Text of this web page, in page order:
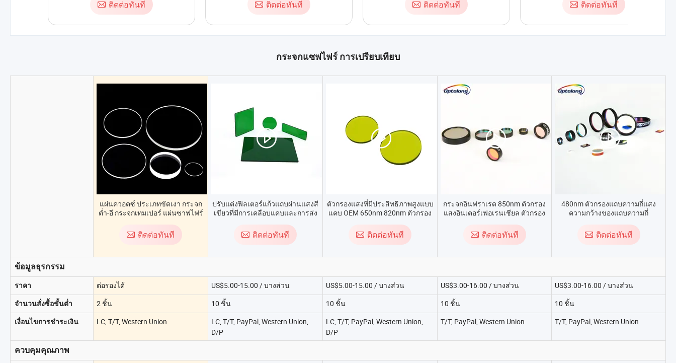
ติดต่อทันที ติดต่อทันที ติดต่อทันที ติดต่อทันที
กระจกแซฟไฟร์ การเปรียบเทียบ
แผ่นควอตซ์ ประเภทขัดเงา กระจก
ต่ำ-อี กระจกเทมเปอร์ แผ่นซาฟไฟร์
ติดต่อทันที
ปรับแต่งฟิลเตอร์แก้วแถบผ่านแสงสี
เขียวที่มีการเคลือบแคบและการส่ง
ติดต่อทันที
ตัวกรองแสงที่มีประสิทธิภาพสูงแบบ
แคบ OEM 650nm 820nm ตัวกรอง
ติดต่อทันที
กระจกอินฟราเรด 850nm ตัวกรอง
แสงอินเตอร์เฟอเรนเชียล ตัวกรอง
ติดต่อทันที
480nm ตัวกรองแถบความถี่แสง
ความกว้างของแถบความถี่
ตัวกรองแถบความถี่แสง
ติดต่อทันที
ข้อมูลธุรกรรม
ราคา ต่อรองได้ US$5.00-15.00 / บางส่วน US$5.00-15.00 / บางส่วน US$3.00-16.00 / บางส่วน US$3.00-16.00 / บางส่วน
จำนวนสั่งซื้อขั้นต่ำ 2 ชิ้น 10 ชิ้น 10 ชิ้น 10 ชิ้น 10 ชิ้น
เงื่อนไขการชำระเงิน LC, T/T, Western Union
LC, T/T, PayPal, Western Union,
D/P
LC, T/T, PayPal, Western Union,
D/P
T/T, PayPal, Western Union T/T, PayPal, Western Union
ควบคุมคุณภาพ